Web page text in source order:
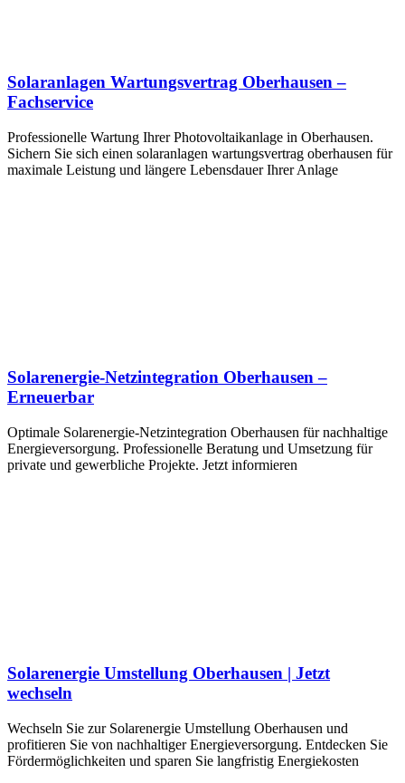
Solaranlagen Wartungsvertrag Oberhausen –
Fachservice
Professionelle Wartung Ihrer Photovoltaikanlage in Oberhausen.
Sichern Sie sich einen solaranlagen wartungsvertrag oberhausen für
maximale Leistung und längere Lebensdauer Ihrer Anlage
Solarenergie-Netzintegration Oberhausen –
Erneuerbar
Optimale Solarenergie-Netzintegration Oberhausen für nachhaltige
Energieversorgung. Professionelle Beratung und Umsetzung für
private und gewerbliche Projekte. Jetzt informieren
Solarenergie Umstellung Oberhausen | Jetzt
wechseln
Wechseln Sie zur Solarenergie Umstellung Oberhausen und
profitieren Sie von nachhaltiger Energieversorgung. Entdecken Sie
Fördermöglichkeiten und sparen Sie langfristig Energiekosten